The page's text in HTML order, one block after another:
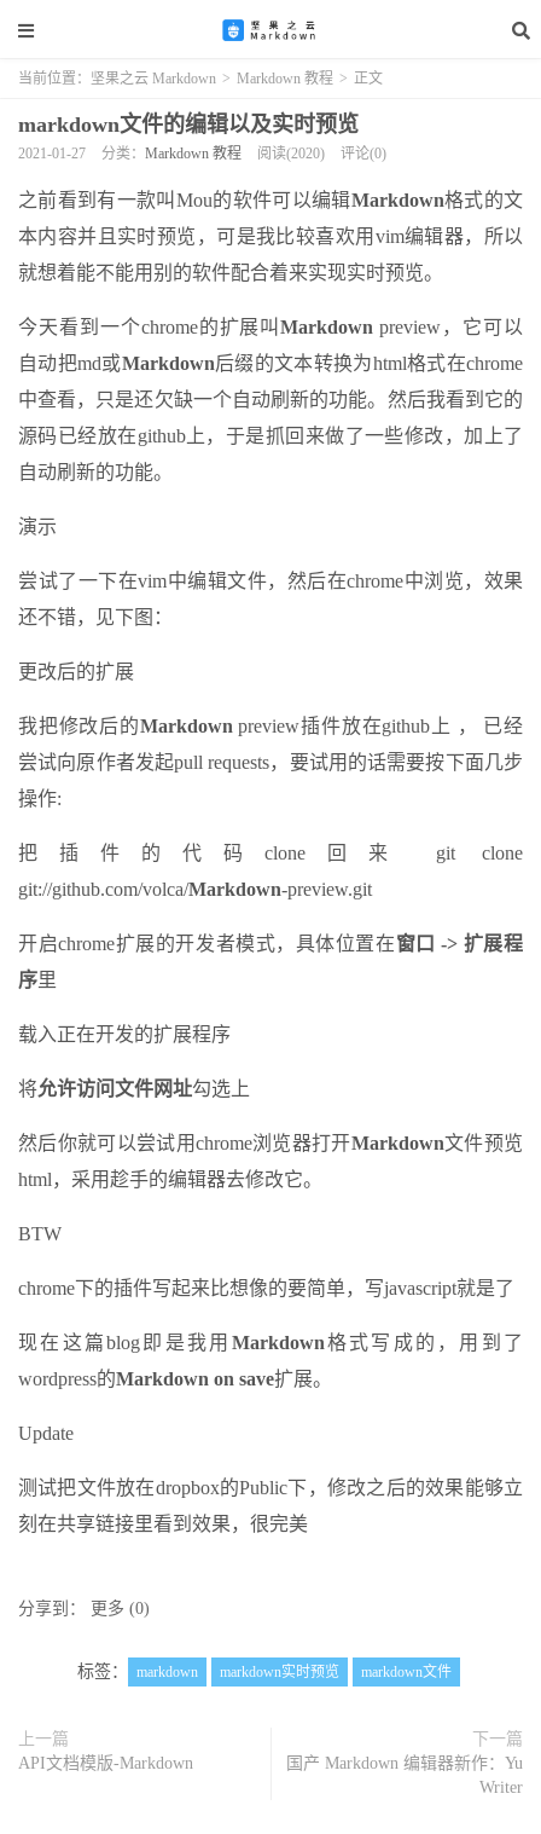
当前位置： 坚果之云 Markdown > Markdown 教程 > 正文
markdown文件的编辑以及实时预览
2021-01-27 分类： Markdown 教程 阅读(2020) 评论(0)
之前看到有一款叫Mou的软件可以编辑Markdown格式的文
本内容并且实时预览，可是我比较喜欢用vim编辑器，所以
就想着能不能用别的软件配合着来实现实时预览。
今天看到一个chrome的扩展叫Markdown preview，它可以
自动把md或Markdown后缀的文本转换为html格式在chrome
中查看，只是还欠缺一个自动刷新的功能。然后我看到它的
源码已经放在github上，于是抓回来做了一些修改，加上了
自动刷新的功能。
演示
尝试了一下在vim中编辑文件，然后在chrome中浏览，效果
还不错，见下图：
更改后的扩展
我把修改后的Markdown preview插件放在github上 ， 已经
尝试向原作者发起pull requests，要试用的话需要按下面几步
操作:
把插件的代码clone回来 git clone
git://github.com/volca/Markdown-preview.git
开启chrome扩展的开发者模式，具体位置在窗口 -> 扩展程
序里
载入正在开发的扩展程序
将允许访问文件网址勾选上
然后你就可以尝试用chrome浏览器打开Markdown文件预览
html，采用趁手的编辑器去修改它。
BTW
chrome下的插件写起来比想像的要简单，写javascript就是了
现在这篇blog即是我用 Markdown格式写成的，用到了
wordpress的Markdown on save扩展。
Update
测试把文件放在dropbox的Public下，修改之后的效果能够立
刻在共享链接里看到效果，很完美
分享到： 更多 (0)
标签： markdown markdown实时预览 markdown文件
上一篇
API文档模版-Markdown
下一篇
国产 Markdown 编辑器新作：Yu
Writer